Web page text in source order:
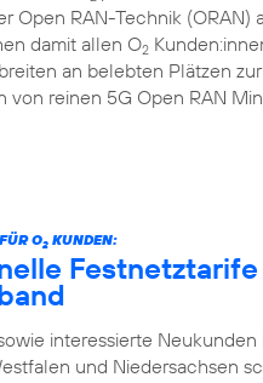
Open RAN-Technik (ORAN)
damit allen O2
an belebten Plätzen
von reinen 5G Open RAN
O2 KUNDEN:
interessierte
und Niedersachsen